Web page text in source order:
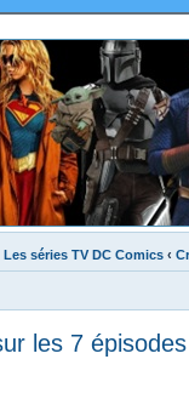
Les séries TV DC Comics ‹
les 7 épisodes